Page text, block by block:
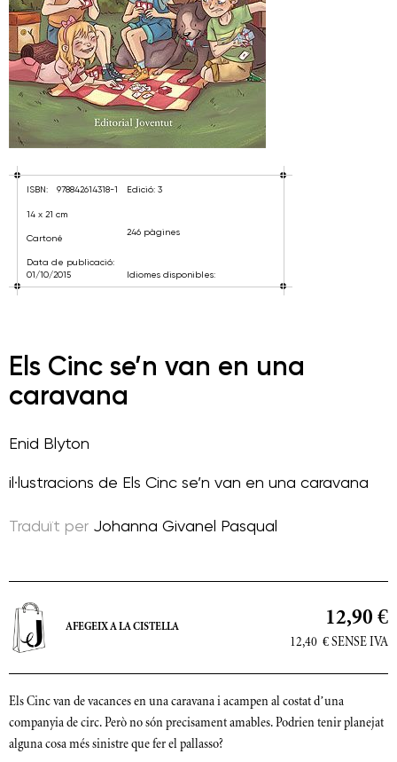
ISBN: 978842614318-1
14 x 21 cm
Cartoné
Data de publicació:
01/10/2015
Edició: 3
246 pàgines
Idiomes disponibles:
Els Cinc se’n van en una
caravana
Enid Blyton
il·lustracions de Els Cinc se’n van en una caravana
Traduït per Johanna Givanel Pasqual
12,90 €
12,40 € SENSE IVA
AFEGEIX A LA CISTELLA
Els Cinc van de vacances en una caravana i acampen al costat d’una
companyia de circ. Però no són precisament amables. Podrien tenir planejat
alguna cosa més sinistre que fer el pallasso?